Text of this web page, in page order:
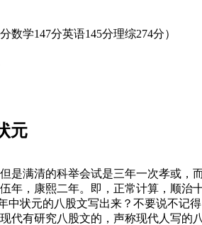
数学147分英语145分理综274分）
元
是满清的科举会试是三年一次孝或，
年，康熙二年。即，正常计算，顺
中状元的八股文写出来？不要说不记
代有研究八股文的，声称现代人写的